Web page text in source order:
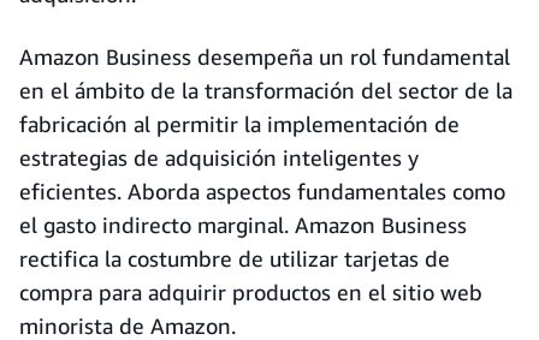
Amazon Business desempeña un rol fundamental
en el ámbito de la transformación del sector de la
fabricación al permitir la implementación de
estrategias de adquisición inteligentes y
eficientes. Aborda aspectos fundamentales como
el gasto indirecto marginal. Amazon Business
rectifica la costumbre de utilizar tarjetas de
compra para adquirir productos en el sitio web
minorista de Amazon.